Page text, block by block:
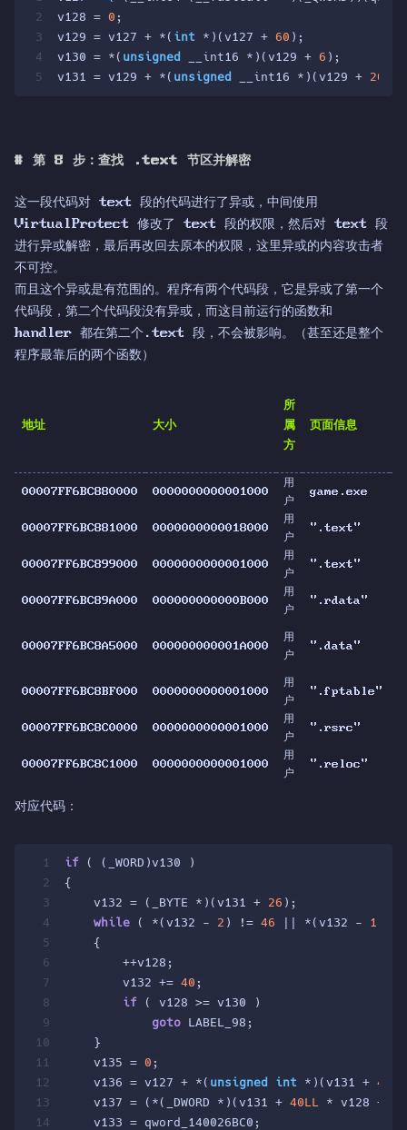
2
3
4
5
v128 = 0 ;
v129 = v127 + *( int *)(v127 + 60 );
v130 = *( unsigned __int16 *)(v129 + 6 );
v131 = v129 + *( unsigned __int16 *)(v129 + 20
# 第 8 步：查找 .text 节区并解密
这一段代码对 text 段的代码进行了异或，中间使用
VirtualProtect 修改了 text 段的权限，然后对 text 段
进行异或解密，最后再改回去原本的权限，这里异或的内容攻击者
不可控。
而且这个异或是有范围的。程序有两个代码段，它是异或了第一个
代码段，第二个代码段没有异或，而这目前运行的函数和
handler 都在第二个.text 段，不会被影响。（甚至还是整个
程序最靠后的两个函数）
地址 大小
所
属
方
页面信息
00007FF6BC880000 0000000000001000
用
户
game.exe
00007FF6BC881000 0000000000018000
用
户
".text"
00007FF6BC899000 0000000000001000
用
户
".text"
00007FF6BC89A000 000000000000B000
用
户
".rdata"
00007FF6BC8A5000 000000000001A000
用
户
".data"
00007FF6BC8BF000 0000000000001000
用
户
".fptable"
00007FF6BC8C0000 0000000000001000
用
户
".rsrc"
00007FF6BC8C1000 0000000000001000
用
户
".reloc"
对应代码：
1
2
3
4
5
6
7
8
9
10
11
12
13
14
if ( (_WORD)v130 )
{
    v132 = (_BYTE *)(v131 +
26 );
while ( *(v132 - 2 ) != 46 || *(v132 - 1
    {
        ++v128;
        v132 +=
40 ;
if ( v128 >= v130 )
goto LABEL_98;
    }
    v135 =
0 ;
    v136 = v127 + *(
unsigned int *)(v131 + 40LL
    v137 = (*(_DWORD *)(v131 +
40LL * v128 +
    v133 = qword_140026BC0;